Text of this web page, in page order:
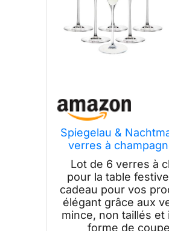
Spiegelau &
verres à
250 ml définition
Lot de 6 verres à
pour la table
cadeau pour vos
élégant grâce aux
mince, non taillés et
forme de